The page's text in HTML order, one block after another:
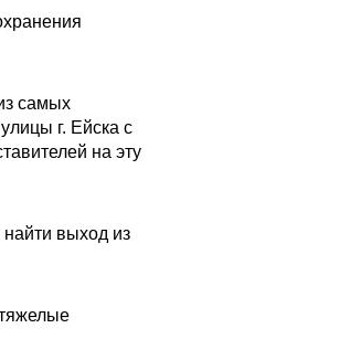
самых
г. Ейска с
на эту
выход из